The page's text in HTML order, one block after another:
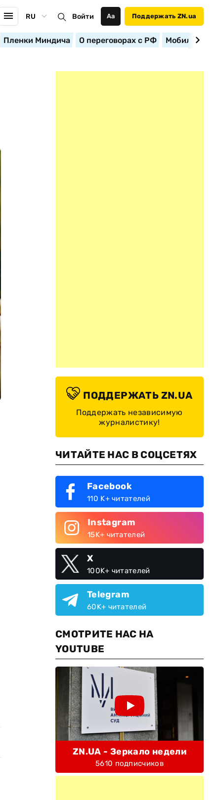
RU Войти Аа Поддержать ZN.ua
Пленки Миндича О переговорах с РФ
ПОДДЕРЖАТЬ ZN.UA
Поддержать независимую
журналистику!
ЧИТАЙТЕ НАС В СОЦСЕТЯХ
Facebook
110 K+ читателей
Instagram
15K+ читателей
X
100K+ читателей
Telegram
60K+ читателей
СМОТРИТЕ НАС НА
YOUTUBE
ZN.UA - Зеркало недели
5610 подписчиков